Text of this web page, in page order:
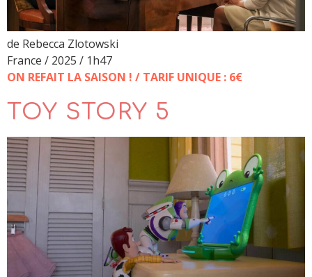
de Rebecca Zlotowski
France / 2025 / 1h47
ON REFAIT LA SAISON ! / TARIF UNIQUE : 6€
TOY STORY 5